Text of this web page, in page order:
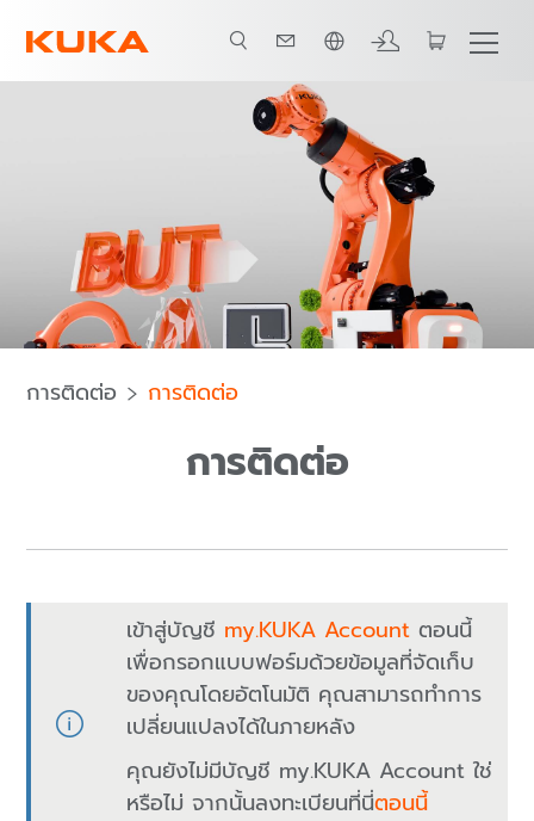
ภาษาไทย / Thai
การติดต่อ การติดต่อ
การติดต่อ
เข้าสู่บัญชี my.KUKA Account ตอนนี้
เพื่อกรอกแบบฟอร์มด้วยข้อมูลที่จัดเก็บ
ของคุณโดยอัตโนมัติ คุณสามารถทำการ
เปลี่ยนแปลงได้ในภายหลัง
คุณยังไม่มีบัญชี my.KUKA Account ใช่
หรือไม่ จากนั้นลงทะเบียนที่นี่ตอนนี้